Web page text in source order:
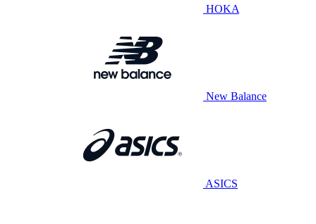
HOKA
New Balance
ASICS